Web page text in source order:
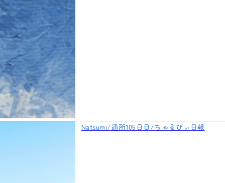
Natsumi/通所105日目/ちゃるびぃ日報